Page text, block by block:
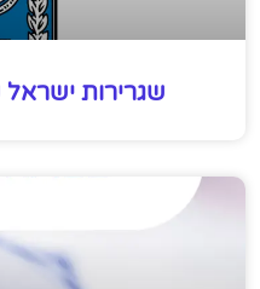
שגרירות ישראל